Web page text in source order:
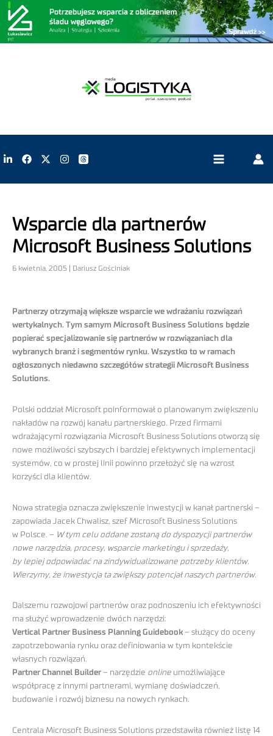
Wsparcie dla partnerów
Microsoft Business Solutions
6 kwietnia, 2005 | Dariusz Gościniak
Partnerzy otrzymają większe wsparcie we wdrażaniu rozwiązań
wertykalnych. Tym samym Microsoft Business Solutions będzie
popierać specjalizowanie się partnerów w rozwiązaniach dla
wybranych branż i segmentów rynku. Wszystko to w ramach
ogłoszonych niedawno szczegółów strategii Microsoft Business
Solutions.
Polski oddział Microsoft poinformował o planowanym zwiększeniu
nakładów na rozwój kanału partnerskiego. Przed firmami
wdrażającymi rozwiązania Microsoft Business Solutions otworzą się
nowe możliwości szybszych i bardziej efektywnych implementacji
systemów, co w prostej linii powinno przełożyć się na wzrost
korzyści dla klientów.
Nowa strategia oznacza zwiększenie inwestycji w kanał partnerski –
zapowiada Jacek Chwalisz, szef Microsoft Business Solutions
w Polsce. – W tym celu oddane zostaną do dyspozycji partnerów
nowe narzędzia, procesy, wsparcie marketingu i sprzedaży,
by lepiej odpowiadać na zindywidualizowane potrzeby klientów.
Wierzymy, że inwestycja ta zwiększy potencjał naszych partnerów.
Dalszemu rozwojowi partnerów oraz podnoszeniu ich efektywności
ma służyć wprowadzenie dwóch narzędzi:
Vertical Partner Business Planning Guidebook – służący do oceny
zapotrzebowania rynku oraz definiowania w tym kontekście
własnych rozwiązań.
Partner Channel Builder – narzędzie online umożliwiające
współpracę z innymi partnerami, wymianę doświadczeń,
budowanie i rozwój biznesu na nowych rynkach.
Centrala Microsoft Business Solutions przedstawiła również listę 14